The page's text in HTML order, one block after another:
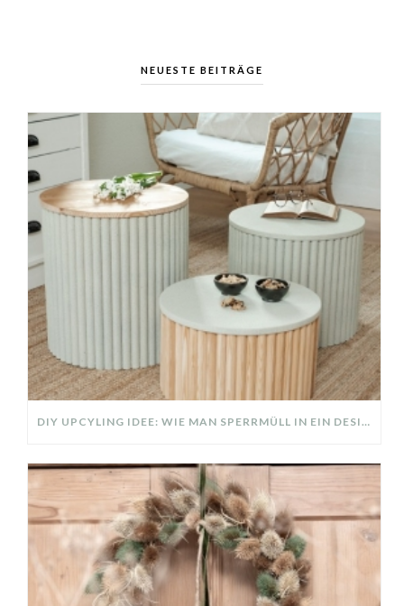
NEUESTE BEITRÄGE
DIY UPCYLING IDEE: WIE MAN SPERRMÜLL IN EIN DESIGNER TEIL VERWANDELT